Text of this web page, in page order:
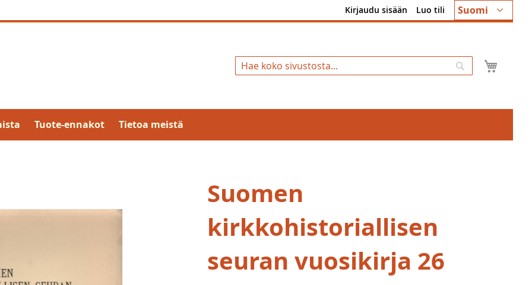
Kieli
Suomi
Kirjaudu sisään Luo tili
Hae
Tuote-ennakot Tietoa meistä
Suomen
kirkkohistoriallisen
seuran vuosikirja 26